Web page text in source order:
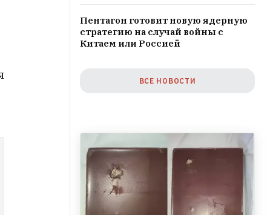
Пентагон готовит новую ядерную
стратегию на случай войны с
Китаем или Россией
ВСЕ НОВОСТИ